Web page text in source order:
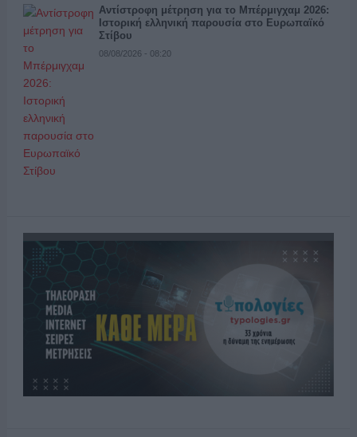
Αντίστροφη μέτρηση για το Μπέρμιγχαμ 2026:
Ιστορική ελληνική παρουσία στο Ευρωπαϊκό
Στίβου
08/08/2026 - 08:20